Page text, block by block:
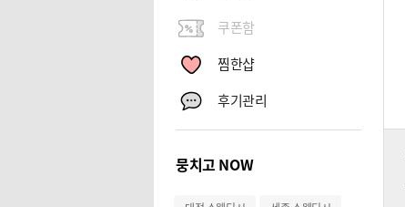
쿠폰함
찜한샵
후기관리
뭉치고 NOW